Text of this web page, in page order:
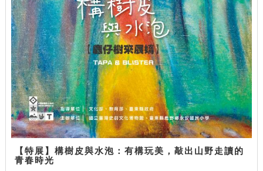
【特展】構樹皮與水泡：有構玩美，敲出山野走讀的
青春時光